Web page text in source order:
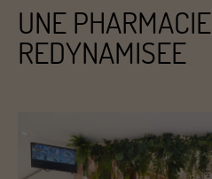
UNE PHARMACIE
REDYNAMISEE